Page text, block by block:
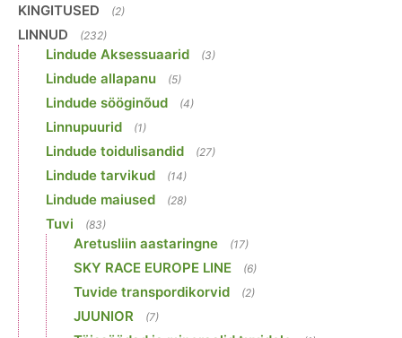
KINGITUSED (2)
LINNUD (232)
Lindude Aksessuaarid (3)
Lindude allapanu (5)
Lindude sööginõud (4)
Linnupuurid (1)
Lindude toidulisandid (27)
Lindude tarvikud (14)
Lindude maiused (28)
Tuvi (83)
Aretusliin aastaringne (17)
SKY RACE EUROPE LINE (6)
Tuvide transpordikorvid (2)
JUUNIOR (7)